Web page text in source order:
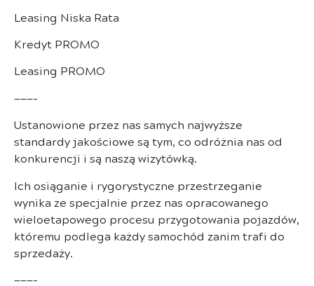
Leasing Niska Rata
Kredyt PROMO
Leasing PROMO
———-
Ustanowione przez nas samych najwyższe
standardy jakościowe są tym, co odróżnia nas od
konkurencji i są naszą wizytówką.
Ich osiąganie i rygorystyczne przestrzeganie
wynika ze specjalnie przez nas opracowanego
wieloetapowego procesu przygotowania pojazdów,
któremu podlega każdy samochód zanim trafi do
sprzedaży.
———-